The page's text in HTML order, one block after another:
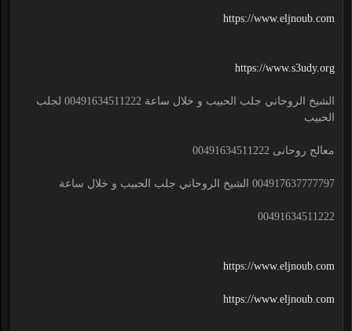
https://www.eljnoub.com
https://www.s3udy.org
الشيخ الروحاني جلب الحبيب و خلال ساعة 00491634511222 لجلب
الحبيب
معالج روحانى 00491634511222
004917637777797 الشيخ الروحاني جلب الحبيب و خلال ساعة
00491634511222
https://www.eljnoub.com
https://www.eljnoub.com